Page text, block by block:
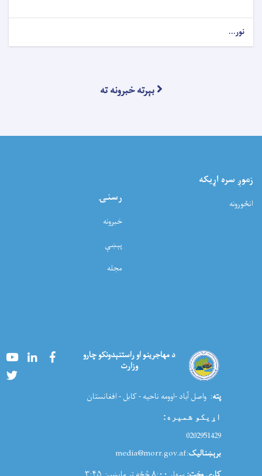
نور...
بېرته خبرونه ته
زموږ سره اړيکه
انځورونه رسنۍ
خبرونه
پېښې
مجله
د مهاجرینو او راستنېدونکو چارو
وزارت
YoutubeLinkedInFacebook
پته: واصل آباد -اوومه ناحیه - کابل - افغانستان
اړیکو شمیره:
0202951429
برېښنالیک:media@morr.gov.af